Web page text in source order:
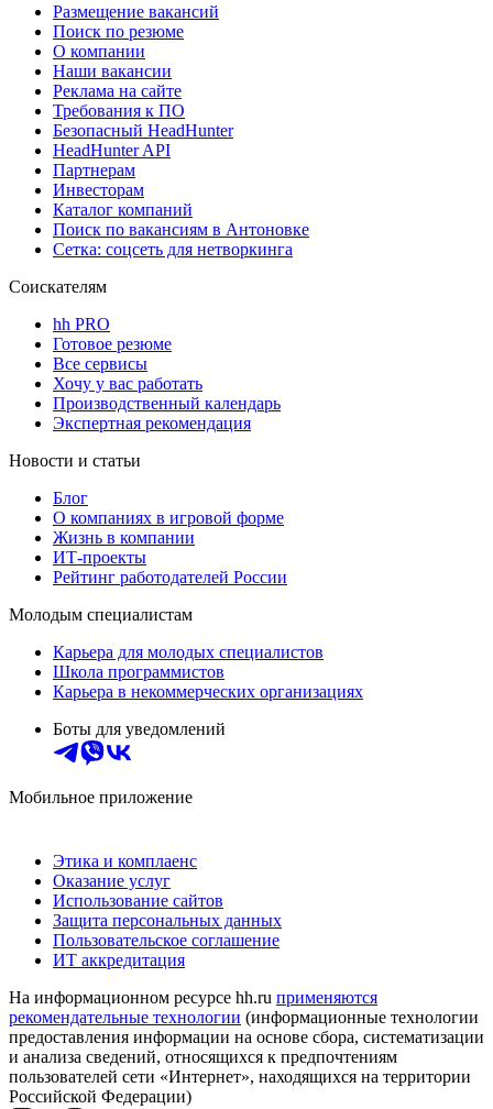
Размещение вакансий
Поиск по резюме
О компании
Наши вакансии
Реклама на сайте
Требования к ПО
Безопасный HeadHunter
HeadHunter API
Партнерам
Инвесторам
Каталог компаний
Поиск по вакансиям в Антоновке
Сетка: соцсеть для нетворкинга
Соискателям
hh PRO
Готовое резюме
Все сервисы
Хочу у вас работать
Производственный календарь
Экспертная рекомендация
Новости и статьи
Блог
О компаниях в игровой форме
Жизнь в компании
ИТ-проекты
Рейтинг работодателей России
Молодым специалистам
Карьера для молодых специалистов
Школа программистов
Карьера в некоммерческих организациях
Боты для уведомлений
Мобильное приложение
Этика и комплаенс
Оказание услуг
Использование сайтов
Защита персональных данных
Пользовательское соглашение
ИТ аккредитация
На информационном ресурсе hh.ru применяются
рекомендательные технологии (информационные технологии
предоставления информации на основе сбора, систематизации
и анализа сведений, относящихся к предпочтениям
пользователей сети «Интернет», находящихся на территории
Российской Федерации)